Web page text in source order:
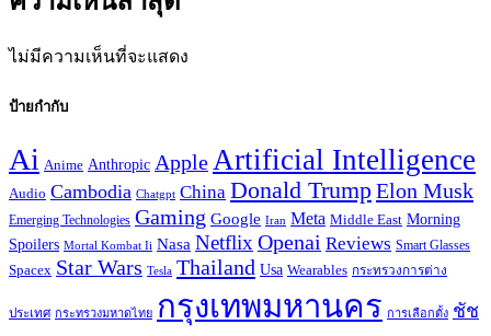
ไม่มีความเห็นที่จะแสดง
ป้ายกำกับ
Ai Anime Anthropic Apple Artificial Intelligence
Audio Cambodia Chatgpt China Donald TrumpElon Musk
Emerging Technologies Gaming Google Iran Meta Middle East Morning
Spoilers Mortal Kombat Ii Nasa Netflix Openai Reviews Smart Glasses
Spacex Star Wars Tesla Thailand Usa Wearables กระทรวงการต่าง
ประเทศ กระทรวงมหาดไทย กรุงเทพมหานคร การเลือกตั้ง ชัช